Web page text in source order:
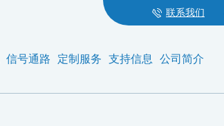
联系我们
信号通路 定制服务 支持信息 公司简介